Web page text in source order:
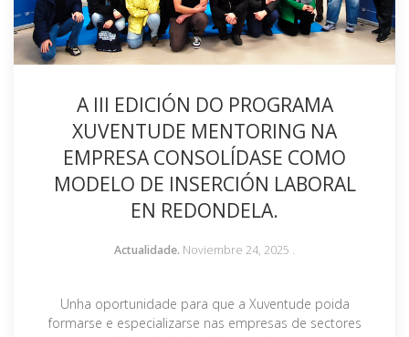
A III EDICIÓN DO PROGRAMA
XUVENTUDE MENTORING NA
EMPRESA CONSOLÍDASE COMO
MODELO DE INSERCIÓN LABORAL
EN REDONDELA.
Actualidade. Noviembre 24, 2025 .
Unha oportunidade para que a Xuventude poida
formarse e especializarse nas empresas de sectores